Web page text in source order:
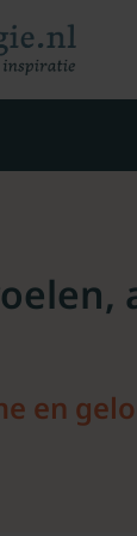
en